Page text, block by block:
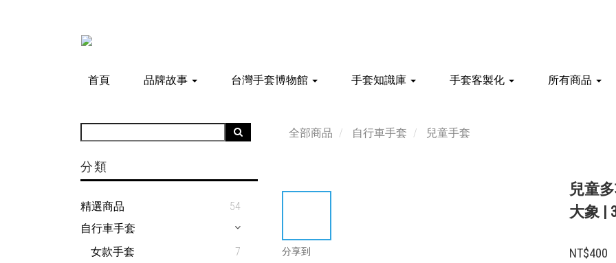
首頁 品牌故事 台灣手套博物館 手套知識庫 手套客製化 所有商品
分類
精選商品
54
自行車手套
女款手套
7
全部商品 自行車手套 兒童手套
分享到
兒童
大象 |
NT$400